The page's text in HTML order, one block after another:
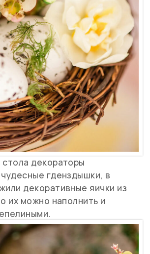
декораторы
гденздышки, в
декоративные яички из
их можно наполнить и